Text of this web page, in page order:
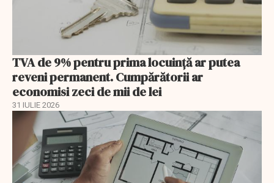
TVA de 9% pentru prima locuință ar putea
reveni permanent. Cumpărătorii ar
economisi zeci de mii de lei
31 IULIE 2026